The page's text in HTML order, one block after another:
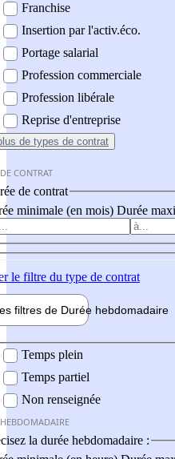
Franchise
Insertion par l'activ.éco.
Portage salarial
Profession commerciale
Profession libérale
Reprise d'entreprise
de types de contrat
CONTRAT
de contrat
minimale (en mois) Durée
le filtre du type de contrat
filtres de Durée hebdomadaire
Temps plein
Temps partiel
Non renseignée
la durée hebdomadaire :